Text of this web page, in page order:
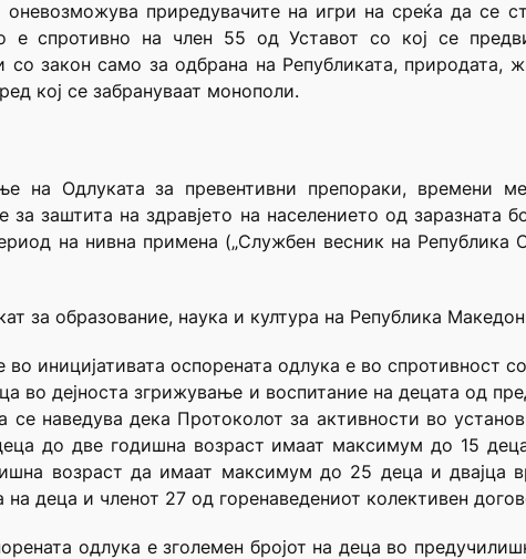
приредувачите на игри на среќа да се
спротивно на член 55 од Уставот со кој се
закон само за одбрана на Републиката, природата,
кој се забрануваат монополи.
на Одлуката за превентивни препораки, времени
заштита на здравјето на населението од заразната
на нивна примена („Службен вес­ник на Репуб­лика
за образование, наука и култура на Република
во иницијативата оспорената oдлука е во спротивност
во дејноста згрижување и воспитание на децата од
се наведува дека Протоколот за активности во
до две годишна возраст имаат максимум до 15
возраст да имаат максимум до 25 деца и двaјца
деца и членот 27 од горенаведениот колективен
одлука е зголемен бројот на деца во